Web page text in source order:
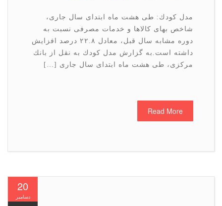
مدل كودك: طی هشت ماه ابتدای سال جاری،
شاخص بهای كالاها و خدمات مصرفی نسبت به
دوره مشابه سال قبل، معادل ۲۲.۸ درصد افزایش
داشته است.به گزارش مدل كودك به نقل از بانك
مركزی، طی هشت ماه ابتدای سال جاری […]
Read More